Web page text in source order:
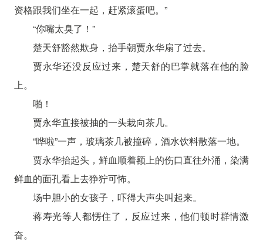
资格跟我们坐在一起，赶紧滚蛋吧。”
“你嘴太臭了！”
楚天舒豁然欺身，抬手朝贾永华扇了过去。
贾永华还没反应过来，楚天舒的巴掌就落在他的脸
上。
啪！
贾永华直接被抽的一头栽向茶几。
“哗啦”一声，玻璃茶几被撞碎，酒水饮料散落一地。
贾永华抬起头，鲜血顺着额上的伤口直往外涌，染满
鲜血的面孔看上去狰狞可怖。
场中胆小的女孩子，吓得大声尖叫起来。
蒋寿光等人都愣住了，反应过来，他们顿时群情激
奋。